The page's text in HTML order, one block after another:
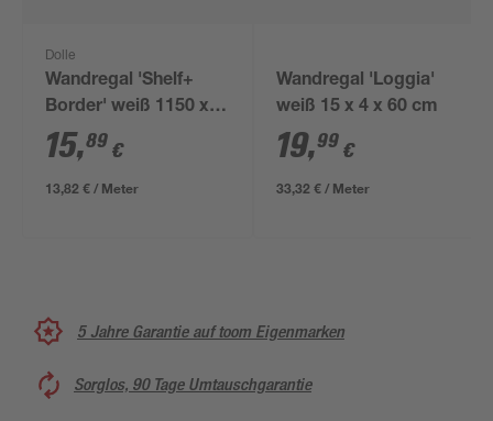
Dolle
Wandregal 'Shelf+
Border' weiß 1150 x
90 x 30 mm
15,89 €
13,82 € / Meter
Wandregal 'Loggia'
weiß 15 x 4 x 60 cm
19,99 €
33,32 € / Meter
5 Jahre Garantie auf toom Eigenmarken
Sorglos, 90 Tage Umtauschgarantie